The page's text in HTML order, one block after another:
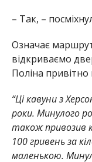
– Так, –
Означає
відкриваємо
Поліна привітно
“Ці кавуни з
роки. Минулого
також привозив
100 гривень за
маленькою.